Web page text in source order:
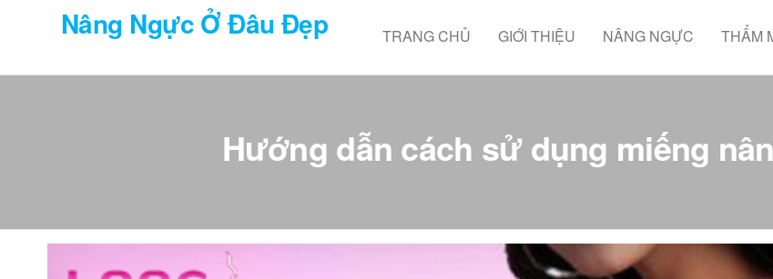
dung
Nâng Ngực Ở Đâu Đẹp TRANG CHỦ GIỚI THIỆU NÂNG NGỰC THẨM
Hướng dẫn cách sử dụng miếng